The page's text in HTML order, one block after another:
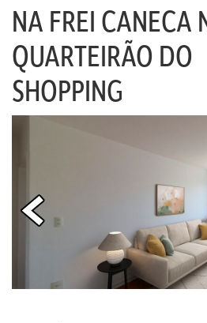
NA FREI CANECA
QUARTEIRÃO DO
SHOPPING